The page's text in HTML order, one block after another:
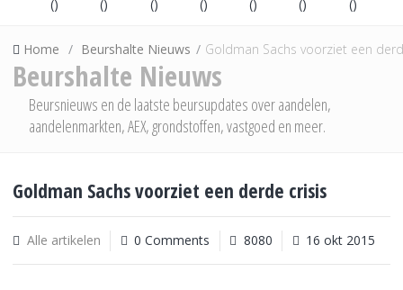
() () () () () () ()
Home Beurshalte Nieuws Goldman Sachs voorziet een
Beurshalte Nieuws
Beursnieuws en de laatste beursupdates over aandelen,
aandelenmarkten, AEX, grondstoffen, vastgoed en meer.
Goldman Sachs voorziet een derde crisis
Alle artikelen 0 Comments 8080 16 okt 2015